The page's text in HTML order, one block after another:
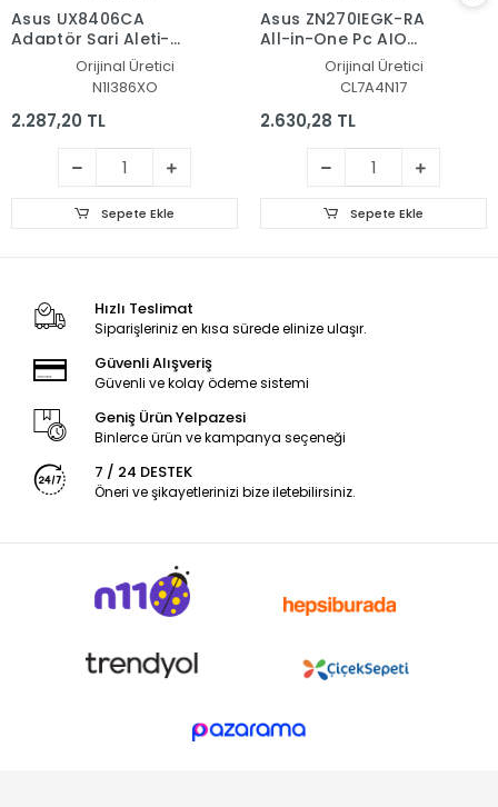
Asus UX8406CA
Adaptör Şarj Aleti-
Orijinal Üretici
N1I386XO
2.287,20 TL
Sepete Ekle
Asus ZN270IEGK-RA
All-in-One Pc AIO
Adaptör Şarj Aleti-
Orijinal Üretici
CL7A4N17
2.630,28 TL
Sepete Ekle
Hızlı Teslimat
Siparişleriniz en kısa sürede elinize ulaşır.
Güvenli Alışveriş
Güvenli ve kolay ödeme sistemi
Geniş Ürün Yelpazesi
Binlerce ürün ve kampanya seçeneği
7 / 24 DESTEK
Öneri ve şikayetlerinizi bize iletebilirsiniz.